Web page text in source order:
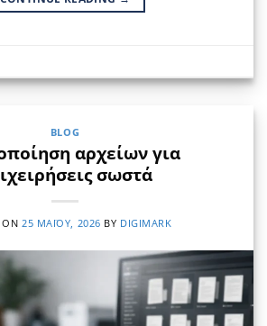
BLOG
αρχείων για
σωστά
ON 25 ΜΑΪ́ΟΥ, 2026 BY DIGIMARK